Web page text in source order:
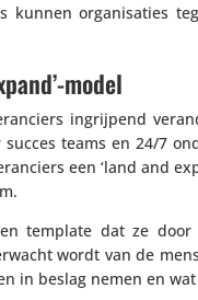
kunnen orga­ni­sa­ties
model
ingrij­pend
teams en 24/​7
een ‘land and
template dat ze
wordt van de
in beslag nemen en